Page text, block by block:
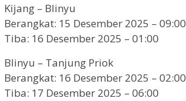
Kijang – Blinyu
Berangkat: 15 Desember 2025 – 09:00
Tiba: 16 Desember 2025 – 01:00
Blinyu – Tanjung Priok
Berangkat: 16 Desember 2025 – 02:00
Tiba: 17 Desember 2025 – 06:00